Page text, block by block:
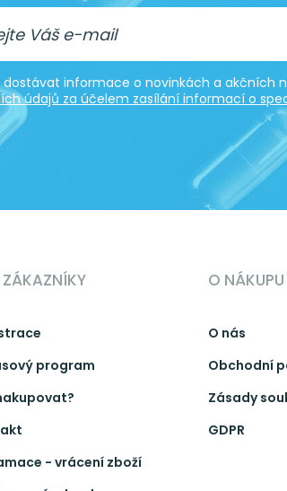
dostávat informace o novinkách a akčních
údajů za účelem zasílání informací o
ZÁKAZNÍKY
program
- vrácení zboží
O NÁKUPU
O nás
Obchodní
Zásady
GDPR